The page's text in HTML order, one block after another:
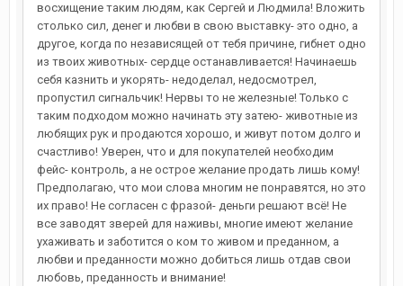
восхищение таким людям, как Сергей и Людмила! Вложить
столько сил, денег и любви в свою выставку- это одно, а
другое, когда по независящей от тебя причине, гибнет одно
из твоих животных- сердце останавливается! Начинаешь
себя казнить и укорять- недоделал, недосмотрел,
пропустил сигнальчик! Нервы то не железные! Только с
таким подходом можно начинать эту затею- животные из
любящих рук и продаются хорошо, и живут потом долго и
счастливо! Уверен, что и для покупателей необходим
фейс- контроль, а не острое желание продать лишь кому!
Предполагаю, что мои слова многим не понравятся, но это
их право! Не согласен с фразой- деньги решают всё! Не
все заводят зверей для наживы, многие имеют желание
ухаживать и заботится о ком то живом и преданном, а
любви и преданности можно добиться лишь отдав свои
любовь, преданность и внимание!